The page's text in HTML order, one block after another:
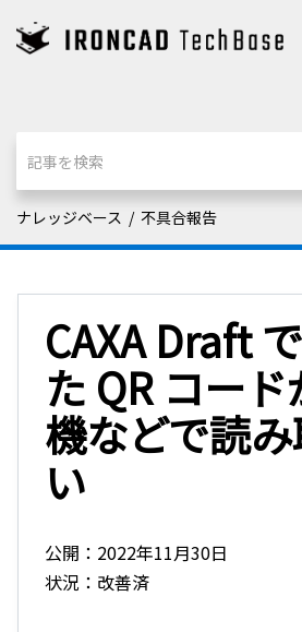
ナレッジベース 不具合報告
CAXA Draft
た QR コー
機などで読
い
公開：2022年11月30日
状況：改善済